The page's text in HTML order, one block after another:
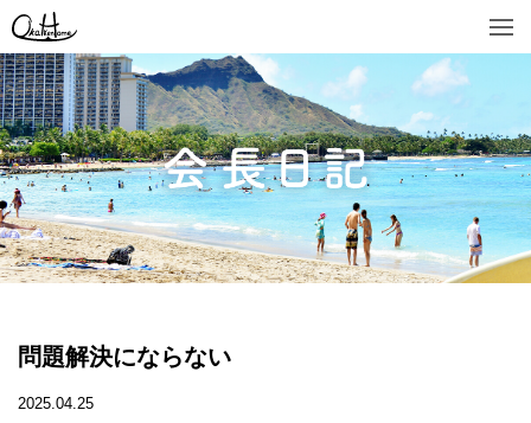
問題解決にならない
2025.04.25